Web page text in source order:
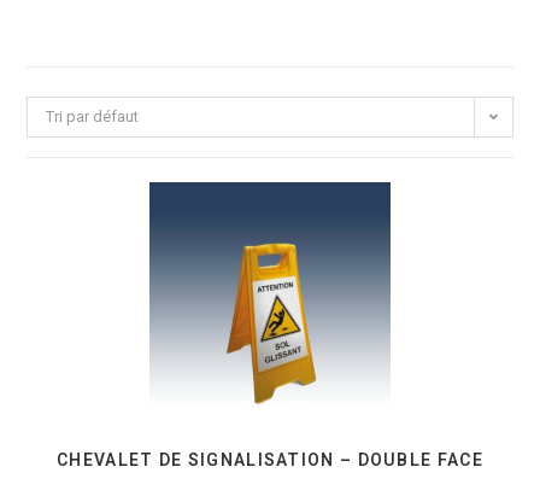
Tri par défaut
CHEVALET DE SIGNALISATION – DOUBLE FACE